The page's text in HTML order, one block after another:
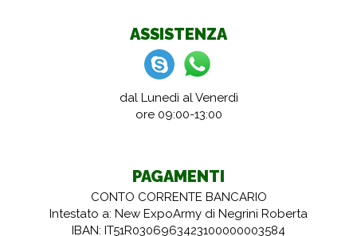
ASSISTENZA
dal Lunedì al Venerdì
ore 09:00-13:00
PAGAMENTI
CONTO CORRENTE BANCARIO
Intestato a: New ExpoArmy di Negrini Roberta
IBAN: IT51R0306963423100000003584